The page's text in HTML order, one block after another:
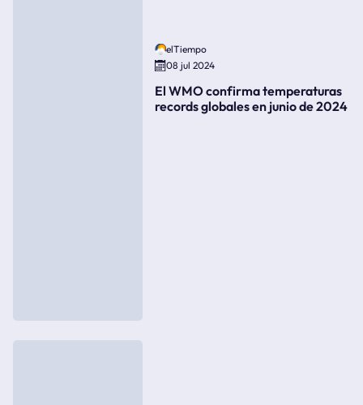
elTiempo
08 jul 2024
El WMO confirma temperaturas
records globales en junio de 2024